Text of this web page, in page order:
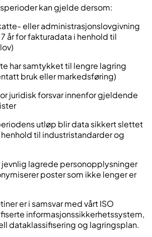
kan gjelde dersom:
eller administrasjonslovgivning
år for fakturadata i henhold til
har samtykket til lengre lagring
bruk eller markedsføring)
juridisk forsvar innenfor gjeldende
utløp blir data sikkert slettet
til industristandarder og
jevnlig lagrede personopplysninger
poster som ikke lenger er
er i samsvar med vårt ISO
informasjonssikkerhetssystem,
dataklassifisering og lagringsplan.